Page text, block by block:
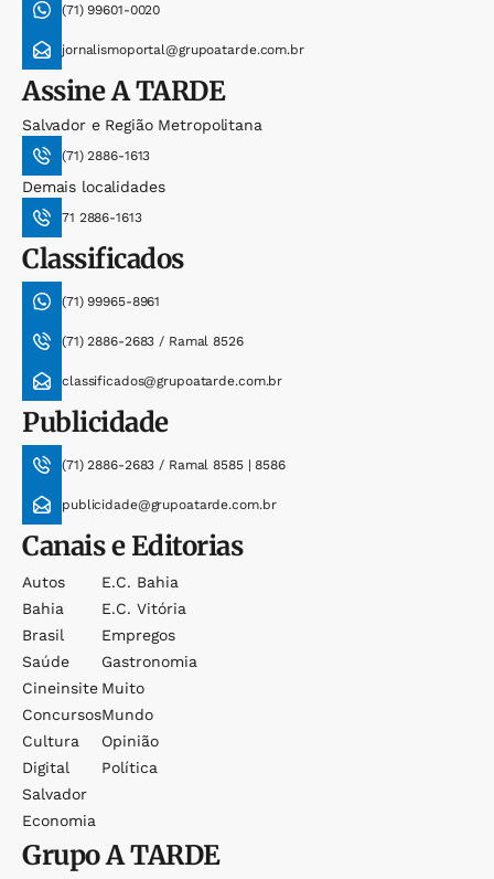
(71) 99601-0020
jornalismoportal@grupoatarde.com.br
AssineA TARDE
Salvador e Região Metropolitana
(71) 2886-1613
Demais localidades
71 2886-1613
Classificados
(71) 99965-8961
(71) 2886-2683 / Ramal 8526
classificados@grupoatarde.com.br
Publicidade
(71) 2886-2683 / Ramal 8585 | 8586
publicidade@grupoatarde.com.br
Canais e Editorias
Autos
Bahia
Brasil
Saúde
Cineinsite
Concursos
Cultura
Digital
Salvador
Economia
E.c. Bahia
E.c. Vitória
Empregos
Gastronomia
Muito
Mundo
Opinião
Política
GrupoA TARDE